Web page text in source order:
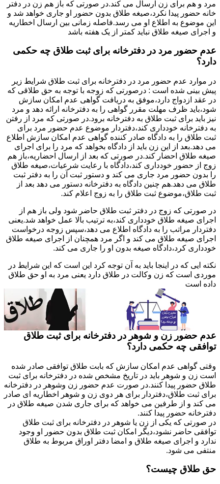
مرد و هم برای زن ارسال می کند.در صورتی که باز هم زن در دفتر
خانه حضور پیدا نکرد،صیغه طلاق بدون حضور او جاری خواهد شد و
این موضوع به اطلاع او می رسد.فاصله زمانی بین ارسال اخطاریه
و اجرای صیغه طلاق نباید کمتر از یک هفته باشد
عدم حضور مرد در دفترخانه برای ثبت طلاق چه حکمی
دارد؟
در موارد عدم حضور مرد در دفترخانه برای ثبت طلاق شرایط زیر
پیش بینی شده است : درصورتی که زوجه با توجه به حق طلاقی که
در عقد ازدواج دارد،موفق به دریافت گواهی عدم امکان سازش
شود،باید ظرف مهلت مقرر گواهی را به دفترخانه ارائه دهد و مرد
نیز باید برای ثبت طلاق به دفترخانه برود.در صورتی که مرد از رفتن
به دفترخانه خودداری کند،دفتردار موضوع عدم حضور مرد برای
ثبت طلاق را به دادگاه صادر کننده گواهی عدم امکان سازش اطلاع
می دهد.بعد از این زن باید از دادگاه بخواهد که مرد را برای اجرای
صیغه طلاق احضار کند.در صورتی که بعد از ارسال احضاریه،باز هم
زوج از حضور خودداری کند،دادگاه با رعایت شرعیات،صیغه طلاق
را بدون حضور مرد جاری می کند و دستور ثبت آن را به دفتر ثبت
طلاق می دهد.هم چنین دادگاه به دفترخانه دستور می دهد بعد از
ثبت طلاق،موضوع ثبت طلاق را به زوج اعلام کند.
در صورتی که زوج در دفتر ثبت طلاق حاضر شود ولی باز هم از
اجرای صیغه طلاق خودداری کند،به ترتیب بالا عمل خواهد شد.یعنی
دفتردار مراتب را به دادگاه اطلاع می دهد،سپس زوجه درخواست
اجرای صیغه طلاق می کند و اگر مرد همچنان از اجرای صیغه طلاق
خودداری کرد،دادگاه صیغه بدون او را جاری می کند.
نکته ایی که در اینجا باید به آن توجه کرد این است که این شرایط در
موردی است که زن وکالت در طلاق دارد یعنی مرد به او حق طلاق
داده است
عدم حضور زن و شوهر در دفترخانه برای ثبت طلاق
توافقی چه حکمی دارد؟
وقتی گواهی عدم امکان سازش که بابت طلاق توافقی صادر شده
است زن و شوهر باید در تاریخ مشخص شده در دفترخانه برای ثبت
طلاق حضور پیدا کنند.در صورت عدم حضور زن وشوهر در دفترخانه
برای ثبت طلاق،دفتردار برای هر دوی زن و شوهر اخطاریه ای صادر
می کند و از طرفین می خواهد که برای جاری شدن صیغه طلاق در
دفترخانه حضور پیدا کنند.
در صورتی که یکی از زن یا شوهر در دفترخانه برای ثبت طلاق
توافقی حاضر نشود،دیگر امکان ثبت طلاق بدون حضور او وجود
ندارد و اجرای صیغه طلاق و امضا دفتر اوراق مربوط به طلاق
منتفی می شود.
حق طلاق چیست؟